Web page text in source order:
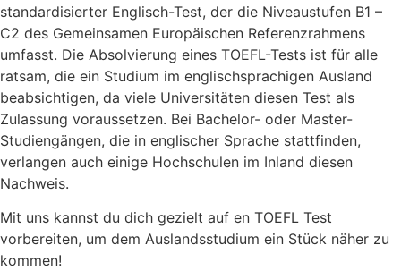
standardisierter Englisch-Test, der die Niveaustufen B1 –
C2 des Gemeinsamen Europäischen Referenzrahmens
umfasst. Die Absolvierung eines TOEFL-Tests ist für alle
ratsam, die ein Studium im englischsprachigen Ausland
beabsichtigen, da viele Universitäten diesen Test als
Zulassung voraussetzen. Bei Bachelor- oder Master-
Studiengängen, die in englischer Sprache stattfinden,
verlangen auch einige Hochschulen im Inland diesen
Nachweis.
Mit uns kannst du dich gezielt auf en TOEFL Test
vorbereiten, um dem Auslandsstudium ein Stück näher zu
kommen!